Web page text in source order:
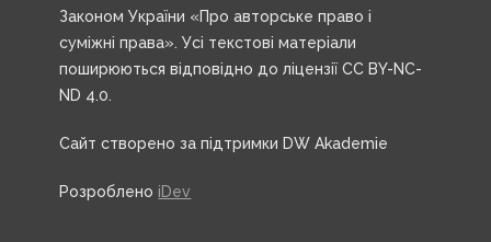
Законом України «Про авторське право і
суміжні права». Усі текстові матеріали
поширюються відповідно до ліцензії CC BY-NC-
ND 4.0.
Сайт створено за підтримки DW Akademie
Розроблено iDev